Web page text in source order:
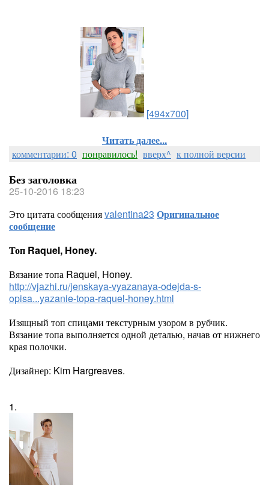
[494x700]
Читать далее...
комментарии: 0 понравилось! вверх^ к полной версии
Без заголовка
25-10-2016 18:23
Это цитата сообщенияvalentina23 Оригинальное
сообщение
Топ Raquel, Honey.
Вязание топа Raquel, Honey.
http://vjazhi.ru/jenskaya-vyazanaya-odejda-s-
opisa...yazanie-topa-raquel-honey.html
Изящный топ спицами текстурным узором в рубчик.
Вязание топа выполняется одной деталью, начав от нижнего
края полочки.
Дизайнер: Kim Hargreaves.
1.